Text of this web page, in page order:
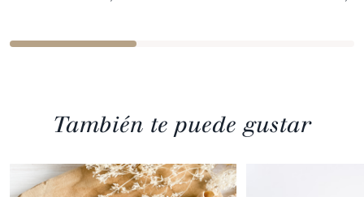
También te puede gustar